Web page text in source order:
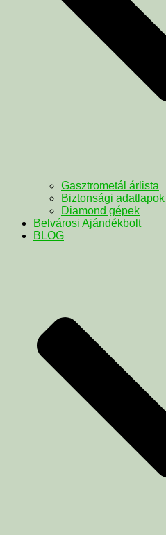
Gasztrometál árlista
Biztonsági adatlapok
Diamond gépek
Belvárosi Ajándékbolt
BLOG